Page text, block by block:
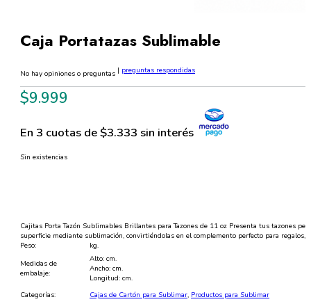
Caja Portatazas Sublimable
No hay opiniones o preguntas | preguntas respondidas
$9.999
En 3 cuotas de $3.333 sin interés
Sin existencias
Cajitas Porta Tazón Sublimables Brillantes para Tazones de 11 oz Presenta tus tazones
superficie mediante sublimación, convirtiéndolas en el complemento perfecto para
Peso:
kg.
Medidas de
embalaje:
Alto: cm.
Ancho: cm.
Longitud: cm.
Categorías:
Cajas de Cartón para Sublimar, Productos para Sublimar